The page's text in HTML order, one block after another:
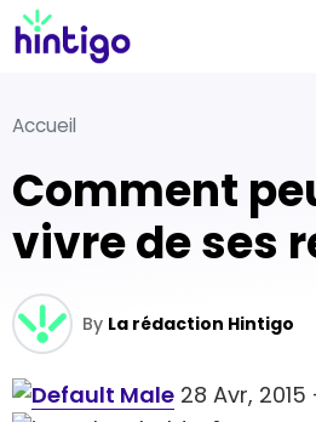
Accueil
Comment peut-on
vivre de ses
By La rédaction Hintigo
28 Avr, 2015